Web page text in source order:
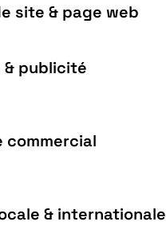
site & page web
& publicité
commercial
& internationale